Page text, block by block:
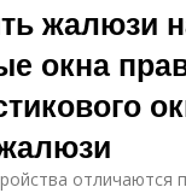
жалюзи
окна
отличаются